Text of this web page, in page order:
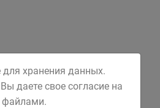
для хранения данных.
даете свое согласие на
файлами.